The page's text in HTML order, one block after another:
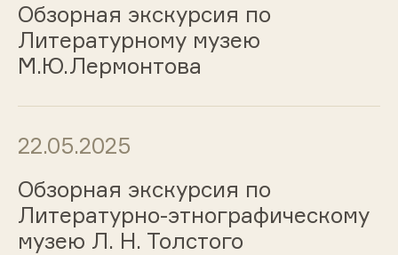
Обзорная экскурсия по
Литературному музею
М.Ю.Лермонтова
22.05.2025
Обзорная экскурсия по
Литературно-этнографическому
музею Л. Н. Толстого